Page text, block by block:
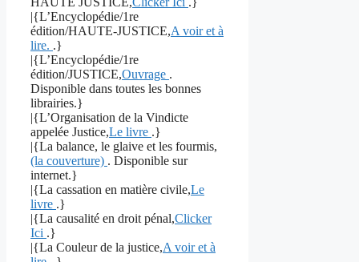
|{L’Encyclopédie/1re
édition/HAUTE-JUSTICE,A voir et à
lire. .}
|{L’Encyclopédie/1re
édition/JUSTICE,Ouvrage .
Disponible dans toutes les bonnes
librairies.}
|{L’Organisation de la Vindicte
appelée Justice,Le livre .}
|{La balance, le glaive et les fourmis,
(la couverture) . Disponible sur
internet.}
|{La cassation en matière civile,Le
livre .}
|{La causalité en droit pénal,Clicker
Ici .}
|{La Couleur de la justice,A voir et à